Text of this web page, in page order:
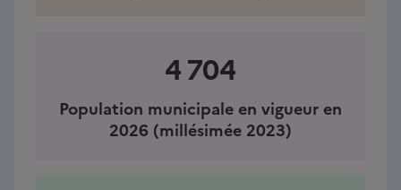
4 704
Population municipale en vigueur en
2026 (millésimée 2023)